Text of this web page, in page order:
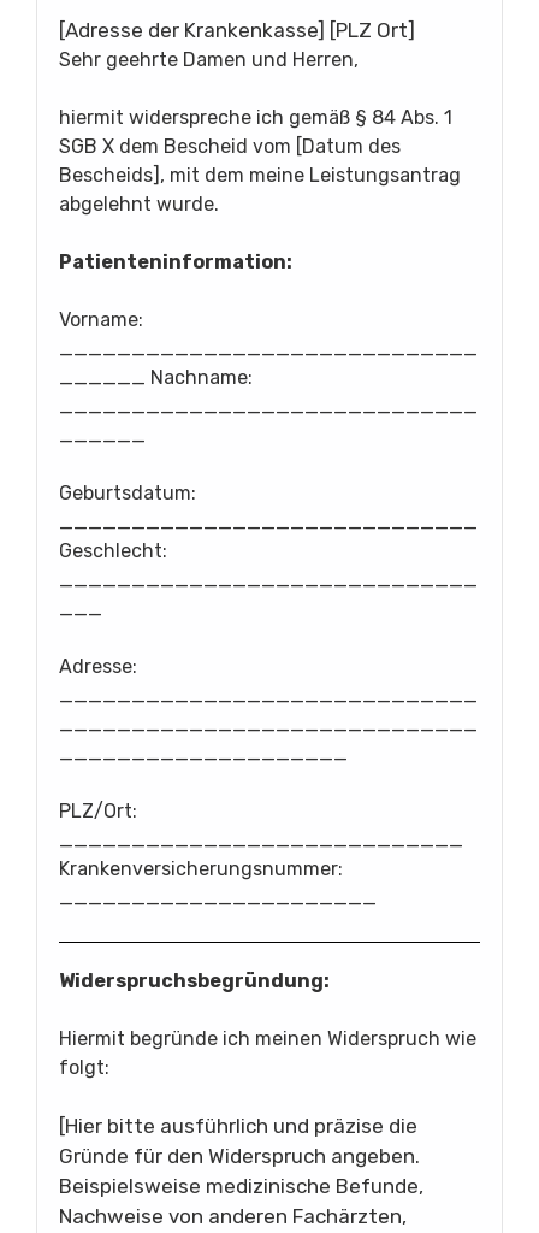
[Adresse der Krankenkasse] [PLZ Ort]
Sehr geehrte Damen und Herren,
hiermit widerspreche ich gemäß § 84 Abs. 1
SGB X dem Bescheid vom [Datum des
Bescheids], mit dem meine Leistungsantrag
abgelehnt wurde.
Patienteninformation:
Vorname:
______ Nachname:
Geburtsdatum:
Geschlecht:
Adresse:
PLZ/Ort:
Krankenversicherungsnummer:
Widerspruchsbegründung:
Hiermit begründe ich meinen Widerspruch wie
folgt:
[Hier bitte ausführlich und präzise die
Gründe für den Widerspruch angeben.
Beispielsweise medizinische Befunde,
Nachweise von anderen Fachärzten,